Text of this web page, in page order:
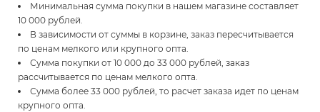
Минимальная сумма покупки в нашем магазине составляет
10 000 рублей.
В зависимости от суммы в корзине, заказ пересчитывается
по ценам мелкого или крупного опта.
Сумма покупки от 10 000 до 33 000 рублей, заказ
рассчитывается по ценам мелкого опта.
Сумма более 33 000 рублей, то расчет заказа идет по ценам
крупного опта.